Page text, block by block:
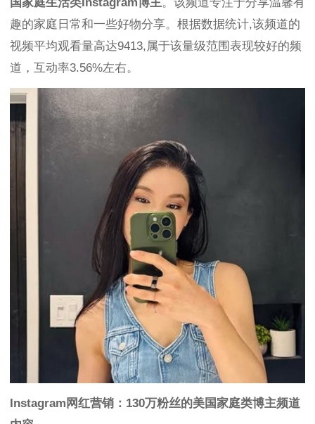
趣的家庭日常和一些好物分享。根据数据统计,该频道的
视频平均观看量高达9413,属于该量级范围表现较好的频
道，互动率3.56%左右。
Instagram网红营销： 130万粉丝的美国家庭类博主频道